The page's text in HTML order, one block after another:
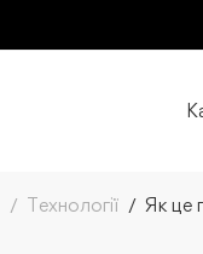
Технології Як це